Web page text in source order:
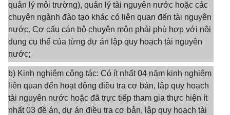
quản lý môi trường), quản lý tài nguyên nước hoặc các
chuyên ngành đào tạo khác có liên quan đến tài nguyên
nước. Cơ cấu cán bộ chuyên môn phải phù hợp với nội
dung cụ thể của từng dự án lập quy hoạch tài nguyên
nước;
b) Kinh nghiệm công tác: Có ít nhất 04 năm kinh nghiệm
liên quan đến hoạt động điều tra cơ bản, lập quy hoạch
tài nguyên nước hoặc đã trực tiếp tham gia thực hiện ít
nhất 03 đề án, dự án điều tra cơ bản, lập quy hoạch tài